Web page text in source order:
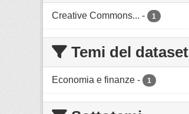
Creative Commons... - 1
Temi del dataset
Economia e finanze - 1